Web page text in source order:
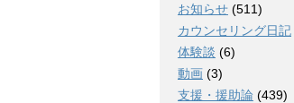
お知らせ (511)
カウンセリング日記
体験談 (6)
動画 (3)
支援・援助論 (439)